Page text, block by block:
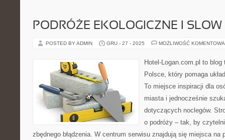
PODRÓŻE EKOLOGICZNE I
POSTED BY ADMIN GRU - 27 - 2025 MOŻLIWOŚĆ
Hotel-Logan.com.pl to
Polsce, który pomaga
To miejsce inspiracji dla
miasta i jednocześnie
dotyczących noclegów.
o podróży – tak, by
zbędnego błądzenia. W centrum serwisu znajdują się miejsca na